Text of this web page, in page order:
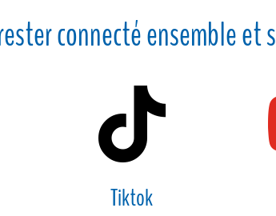
connecté ensemble et

Tiktok